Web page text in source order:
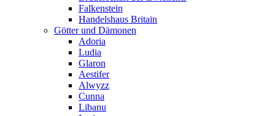
Falkenstein
Handelshaus Britain
Götter und Dämonen
Adoria
Ludia
Glaron
Aestifer
Alwyzz
Cunna
Libanu